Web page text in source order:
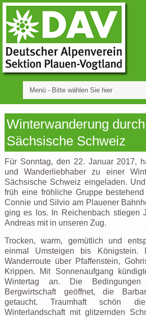
Winterwanderung
Sächsische Schweiz
Für Sonntag, den 22. Januar 2017,
und Wanderliebhaber zu einer
Sächsische Schweiz eingeladen.
früh eine fröhliche Gruppe
Connie und Silvio am Plauener
ging es los. In Reichenbach stiegen
Andreas mit in unseren Zug.
Trocken, warm, gemütlich und
einmal Umsteigen bis Königstein.
Wanderroute über Pfaffenstein,
Krippen. Mit Sonnenaufgang
Wintertag an. Die
Bergwirtschaft geöffnet, die
getaucht. Traumhaft schön
Winterlandschaft mit glitzernden